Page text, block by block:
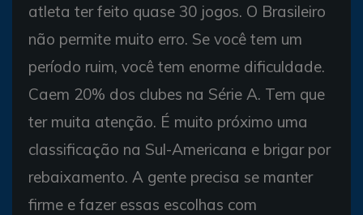
atleta ter feito quase 30 jogos. O Brasileiro
não permite muito erro. Se você tem um
período ruim, você tem enorme dificuldade.
Caem 20% dos clubes na Série A. Tem que
ter muita atenção. É muito próximo uma
classificação na Sul-Americana e brigar por
rebaixamento. A gente precisa se manter
firme e fazer essas escolhas com